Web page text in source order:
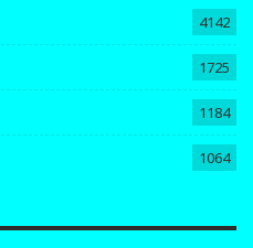
4142
1725
1184
1064